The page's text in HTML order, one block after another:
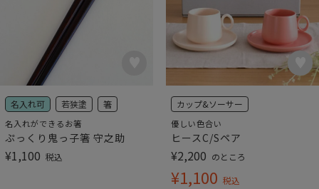
名入れ可 若狭塗 箸
名入れができるお箸
ぷっくり鬼っ子箸 守之助
¥1,100 税込
カップ&ソーサー
優しい色合い
ヒースC/Sペア
¥2,200 のところ
¥1,100 税込